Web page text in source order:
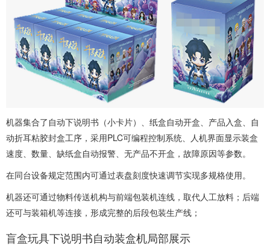
机器集合了自动下说明书（小卡片）、纸盒自动开盒、产品入盒、自
动折耳粘胶封盒工序，采用PLC可编程控制系统、人机界面显示装盒
速度、数量、缺纸盒自动报警、无产品不开盒，故障原因等参数。
在同台设备规定范围内可通过表盘刻度快速调节实现多规格使用。
机器还可通过物料传送机构与前端包装机连线，取代人工放料；后端
还可与装箱机等连接，形成完整的后段包装生产线；
盲盒玩具下说明书自动装盒机局部展示